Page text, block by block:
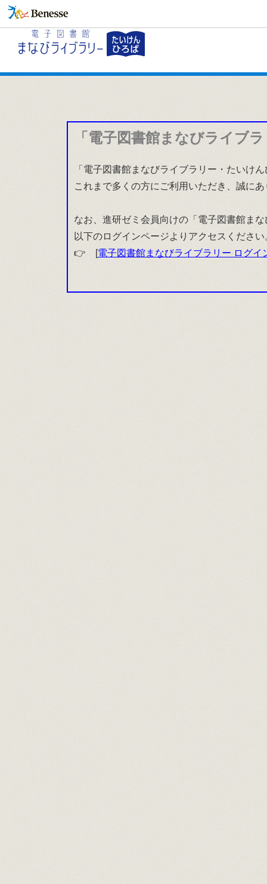
「電子図書館まなびライブ
「電子図書館まなびライブラリー・たいけ
これまで多くの方にご利用いただき、誠に
なお、進研ゼミ会員向けの「電子図書館ま
以下のログインページよりアクセスください
👉 [電子図書館まなびライブラリー ログイ